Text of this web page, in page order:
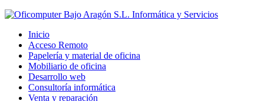
Inicio
Acceso Remoto
Papelería y material de oficina
Mobiliario de oficina
Desarrollo web
Consultoría informática
Venta y reparación